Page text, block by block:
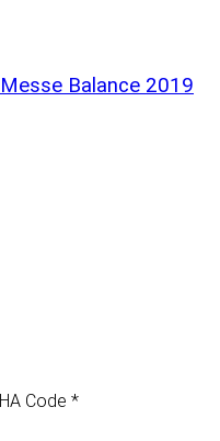
Balance 2019
Code *